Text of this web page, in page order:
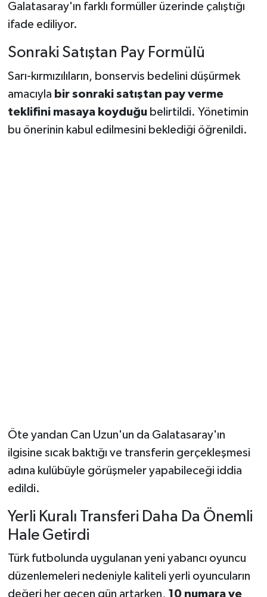
Galatasaray'ın farklı formüller üzerinde çalıştığı
ifade ediliyor.
Sonraki Satıştan Pay Formülü
Sarı-kırmızılıların, bonservis bedelini düşürmek
amacıyla bir sonraki satıştan pay verme
teklifini masaya koyduğubelirtildi. Yönetimin
bu önerinin kabul edilmesini beklediği öğrenildi.
Öte yandan Can Uzun'un da Galatasaray'ın
ilgisine sıcak baktığı ve transferin gerçekleşmesi
adına kulübüyle görüşmeler yapabileceği iddia
edildi.
Yerli Kuralı Transferi Daha Da Önemli
Hale Getirdi
Türk futbolunda uygulanan yeni yabancı oyuncu
düzenlemeleri nedeniyle kaliteli yerli oyuncuların
değeri her geçen gün artarken, 10 numara ve